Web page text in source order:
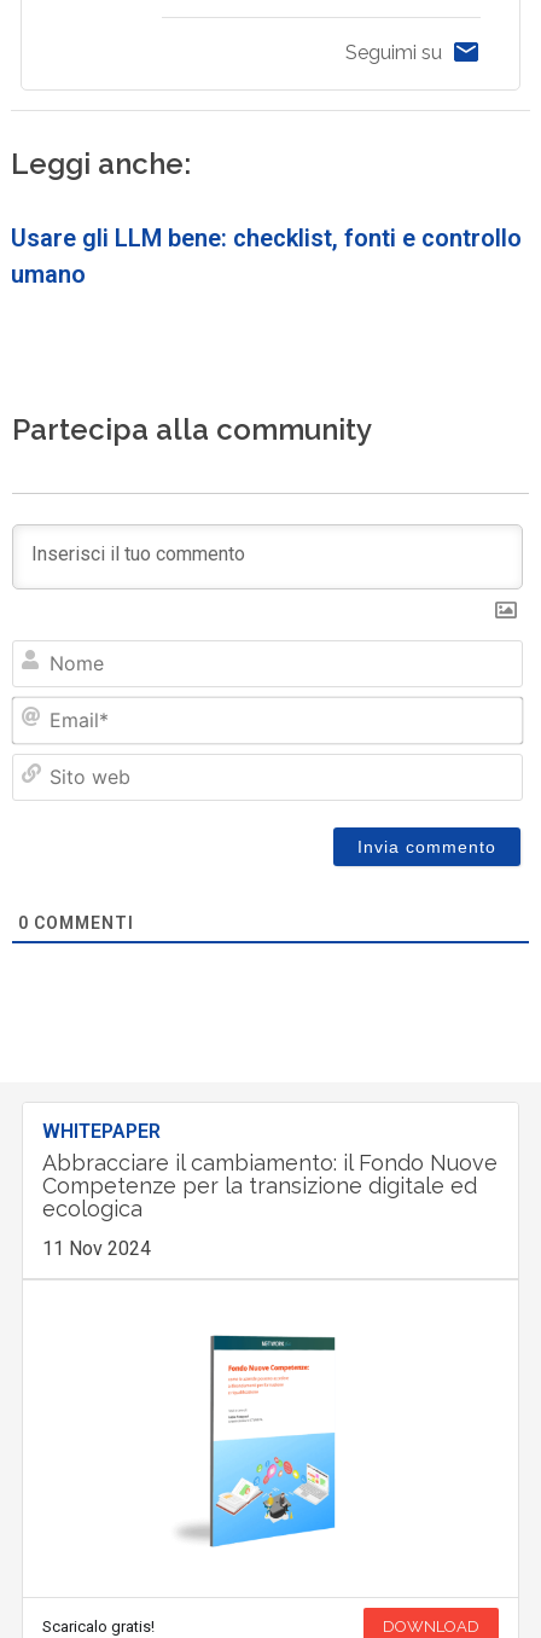
Seguimi su
Leggi anche:
Usare gli LLM bene: checklist, fonti e controllo
umano
Partecipa alla community
0 COMMENTI
WHITEPAPER
Abbracciare il cambiamento: il Fondo Nuove
Competenze per la transizione digitale ed
ecologica
11 Nov 2024
Scaricalo gratis! DOWNLOAD